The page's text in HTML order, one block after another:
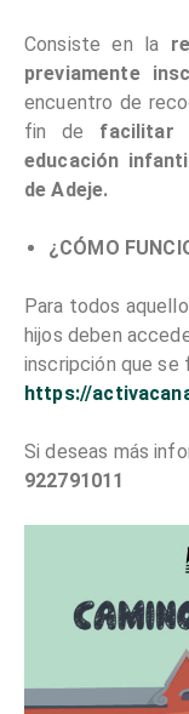
Consiste en la
previamente
encuentro de
fin de facilitar
educación
de Adeje.
¿CÓMO
Para todos
hijos deben
inscripción que
https://
Si deseas más
922791011